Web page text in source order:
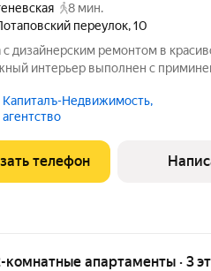
8 мин.
переулок,10
с дизайнерским ремонтом в
интерьер выполнен с
кухня с островом, санузел
и
Капиталъ-Недвижимость,
агентство
телефон
2-комнатные апартаменты · 3